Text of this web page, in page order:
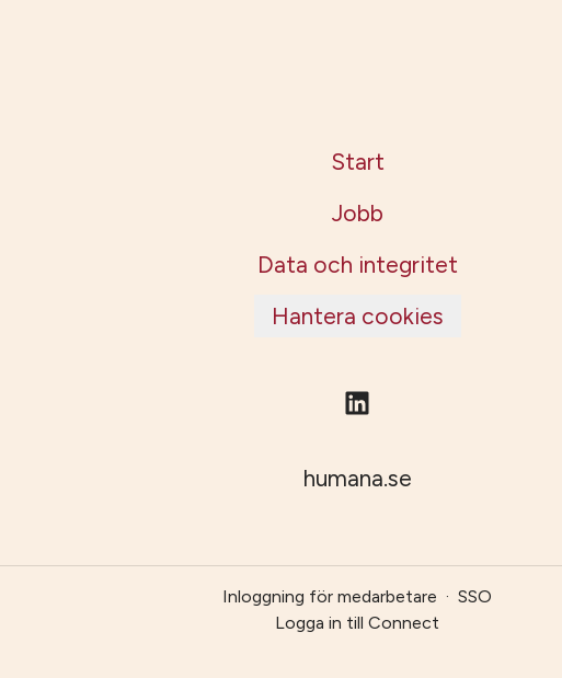
Start
Jobb
Data och integritet
Hantera cookies
humana.se
Inloggning för medarbetare · SSO
Logga in till Connect